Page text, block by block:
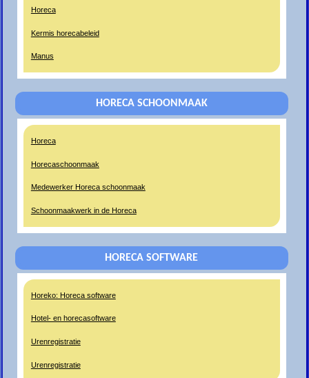
Horeca
Kermis horecabeleid
Manus
HORECA SCHOONMAAK
Horeca
Horecaschoonmaak
Medewerker Horeca schoonmaak
Schoonmaakwerk in de Horeca
HORECA SOFTWARE
Horeko: Horeca software
Hotel- en horecasoftware
Urenregistratie
Urenregistratie